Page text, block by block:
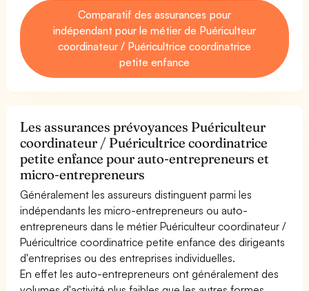
Comparatif des assurances pour
indépendant pour le métier de Puériculteur
coordinateur / Puéricultrice coordinatrice
petite enfance
Les assurances prévoyances Puériculteur
coordinateur / Puéricultrice coordinatrice
petite enfance pour auto-entrepreneurs et
micro-entrepreneurs
Généralement les assureurs distinguent parmi les
indépendants les micro-entrepreneurs ou auto-
entrepreneurs dans le métier Puériculteur coordinateur /
Puéricultrice coordinatrice petite enfance des dirigeants
d'entreprises ou des entreprises individuelles.
En effet les auto-entrepreneurs ont généralement des